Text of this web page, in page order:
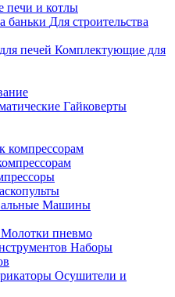
печи и котлы
Для строительства
Комплектующие для
Гайковерты
Машины
Молотки пневмо
Наборы
Осушители и